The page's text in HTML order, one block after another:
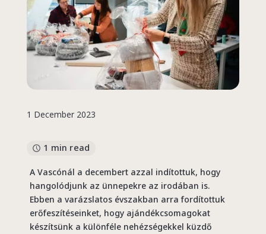
1 December 2023
1 min read
A Vascónál a decembert azzal indítottuk, hogy
hangolódjunk az ünnepekre az irodában is.
Ebben a varázslatos évszakban arra fordítottuk
erőfeszítéseinket, hogy ajándékcsomagokat
készítsünk a különféle nehézségekkel küzdő